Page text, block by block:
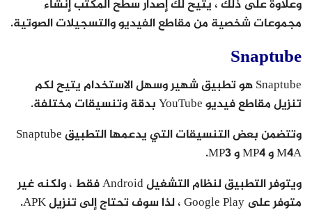
وعلاوة على ذلك ، يتيح لك إصدار سطح المكتب إنشاء
مجموعات شخصية من مقاطع الفيديو والتسجيلات الصوتية.
Snaptube
Snaptube هو تطبيق شهير وسهل الاستخدام يتيح لكم
تنزيل مقاطع فيديو YouTube بدقة وتنسيقات مختلفة.
وتتضمن بعض التنسيقات التي يدعمها التطبيق Snaptube
M4A و MP4 و MP3.
ويتوفر التطبيق لنظام التشغيل Android فقط ، ولكنه غير
متوفر على Google Play ، لذا سوف تحتاج إلى تنزيل APK.